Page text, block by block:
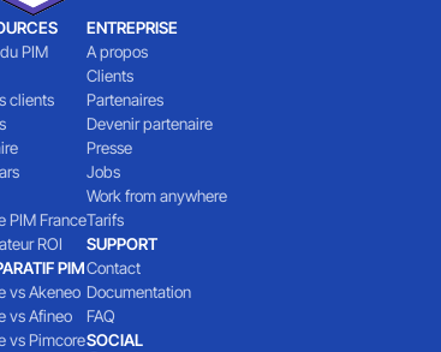
PIM
clients
PIM France
ROI
PIM
vs Akeneo
vs Afineo
vs Pimcore
ENTREPRISE
A propos
Clients
Partenaires
Devenir partenaire
Presse
Jobs
Work from anywhere
Tarifs
SUPPORT
Contact
Documentation
FAQ
SOCIAL